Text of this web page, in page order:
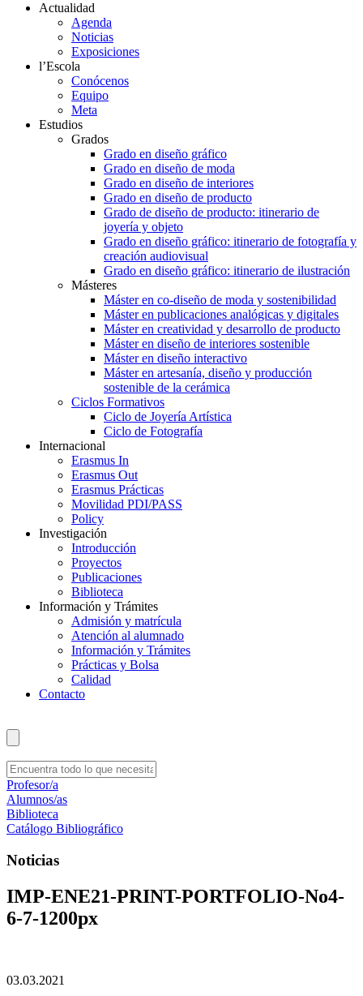
Actualidad
Agenda
Noticias
Exposiciones
l’Escola
Conócenos
Equipo
Meta
Estudios
Grados
Grado en diseño gráfico
Grado en diseño de moda
Grado en diseño de interiores
Grado en diseño de producto
Grado de diseño de producto: itinerario de
joyería y objeto
Grado en diseño gráfico: itinerario de fotografía y
creación audiovisual
Grado en diseño gráfico: itinerario de ilustración
Másteres
Máster en co-diseño de moda y sostenibilidad
Máster en publicaciones analógicas y digitales
Máster en creatividad y desarrollo de producto
Máster en diseño de interiores sostenible
Máster en diseño interactivo
Máster en artesanía, diseño y producción
sostenible de la cerámica
Ciclos Formativos
Ciclo de Joyería Artística
Ciclo de Fotografía
Internacional
Erasmus In
Erasmus Out
Erasmus Prácticas
Movilidad PDI/PASS
Policy
Investigación
Introducción
Proyectos
Publicaciones
Biblioteca
Información y Trámites
Admisión y matrícula
Atención al alumnado
Información y Trámites
Prácticas y Bolsa
Calidad
Contacto
Profesor/a
Alumnos/as
Biblioteca
Catálogo Bibliográfico
Noticias
IMP-ENE21-PRINT-PORTFOLIO-No4-
6-7-1200px
03.03.2021